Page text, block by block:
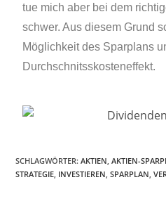
tue mich aber bei dem
schwer. Aus diesem Grund
Möglichkeit des Sparplans
Durchschnitsskosteneffekt.
SCHLAGWÖRTER:AKTIEN, AKTIEN-
STRATEGIE, INVESTIEREN, SPARPLAN,